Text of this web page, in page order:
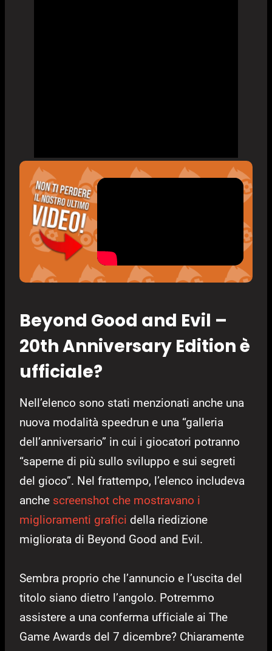
Beyond Good and Evil –
20th Anniversary Edition è
ufficiale?
Nell’elenco sono stati menzionati anche una
nuova modalità speedrun e una “galleria
dell’anniversario” in cui i giocatori potranno
“saperne di più sullo sviluppo e sui segreti
del gioco”. Nel frattempo, l’elenco includeva
anche screenshot che mostravano i
miglioramenti grafici della riedizione
migliorata di Beyond Good and Evil.
Sembra proprio che l’annuncio e l’uscita del
titolo siano dietro l’angolo. Potremmo
assistere a una conferma ufficiale ai The
Game Awards del 7 dicembre? Chiaramente